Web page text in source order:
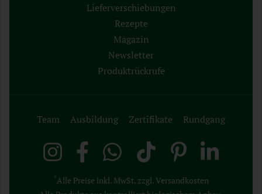
Lieferverschiebungen
Rezepte
Magazin
Newsletter
Produktrückrufe
Team Ausbildung Zertifikate Rundgang
*Alle Preise inkl. MwSt. zzgl. Versandkosten